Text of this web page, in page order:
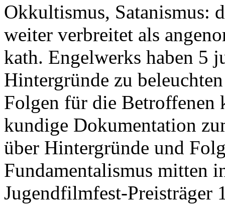
Okkultismus, Satanismus:
weiter verbreitet als
kath. Engelwerks haben 5
Hintergründe zu
Folgen für die Betroffenen
kundige Dokumentation
über Hintergründe und
Fundamentalismus mitten
Jugendfilmfest-Preisträger